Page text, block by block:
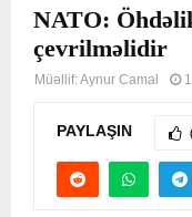
NATO:
çevrilməlidir
Müəllif:Aynur Camal
PAYLAŞIN